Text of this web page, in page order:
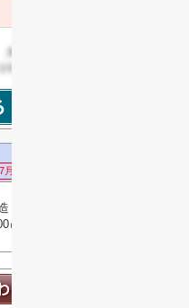
7月31日 値下げ
㎡